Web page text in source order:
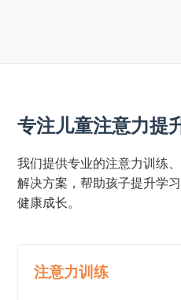
专注儿童注意力提
我们提供专业的注意力训练
解决方案，帮助孩子提升学
健康成长。
注意力训练